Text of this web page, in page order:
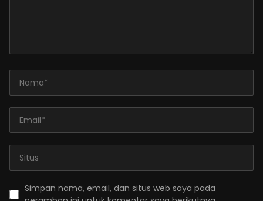
Simpan nama, email, dan situs web saya pada